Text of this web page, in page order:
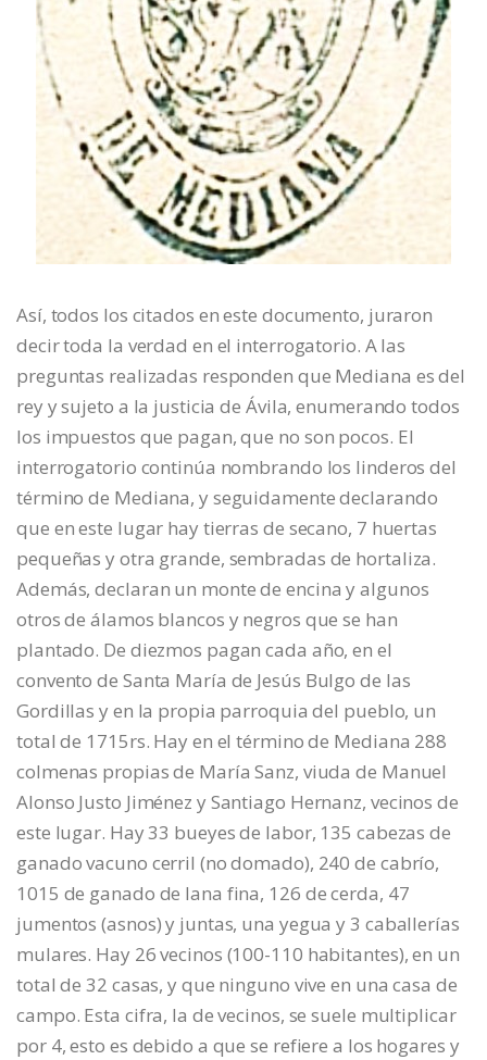
Así, todos los citados en este documento, juraron
decir toda la verdad en el interrogatorio. A las
preguntas realizadas responden que Mediana es del
rey y sujeto a la justicia de Ávila, enumerando todos
los impuestos que pagan, que no son pocos. El
interrogatorio continúa nombrando los linderos del
término de Mediana, y seguidamente declarando
que en este lugar hay tierras de secano, 7 huertas
pequeñas y otra grande, sembradas de hortaliza.
Además, declaran un monte de encina y algunos
otros de álamos blancos y negros que se han
plantado. De diezmos pagan cada año, en el
convento de Santa María de Jesús Bulgo de las
Gordillas y en la propia parroquia del pueblo, un
total de 1715rs. Hay en el término de Mediana 288
colmenas propias de María Sanz, viuda de Manuel
Alonso Justo Jiménez y Santiago Hernanz, vecinos de
este lugar. Hay 33 bueyes de labor, 135 cabezas de
ganado vacuno cerril (no domado), 240 de cabrío,
1015 de ganado de lana fina, 126 de cerda, 47
jumentos (asnos) y juntas, una yegua y 3 caballerías
mulares. Hay 26 vecinos (100-110 habitantes), en un
total de 32 casas, y que ninguno vive en una casa de
campo. Esta cifra, la de vecinos, se suele multiplicar
por 4, esto es debido a que se refiere a los hogares y